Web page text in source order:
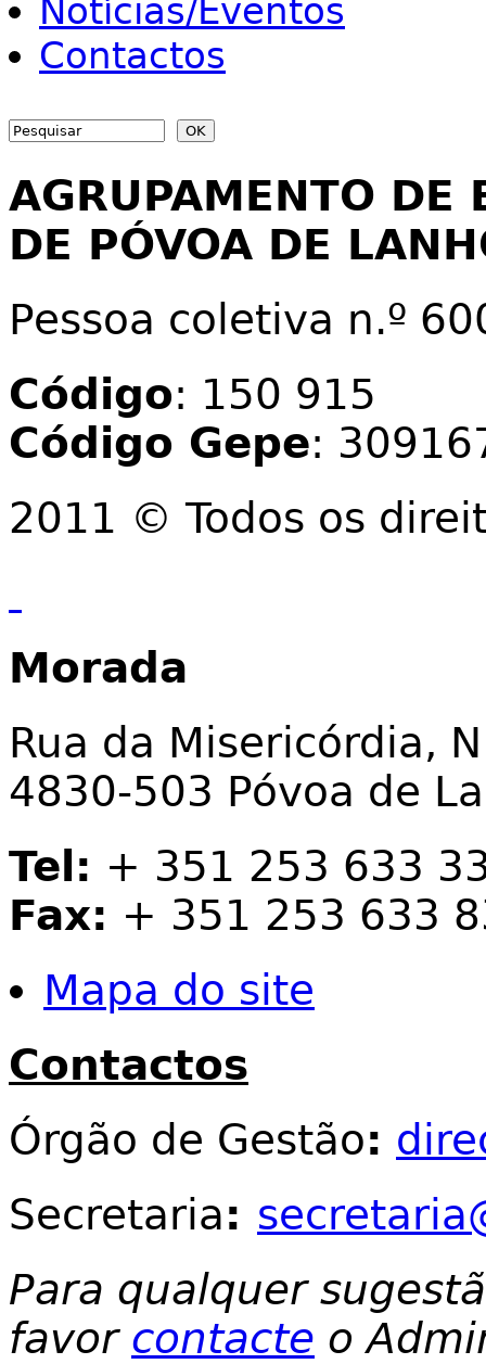
Notícias/Eventos
Contactos
Search form
AGRUPAMENTO DE
DE PÓVOA DE
Pessoa coletiva n.º
Código: 150 915
Código Gepe:
2011 © Todos os
Morada
Rua da Misericórdia,
4830-503 Póvoa de
Tel: + 351 253 633
Fax: + 351 253 633
Mapa do site
Contactos
Órgão de Gestão:
Secretaria:
Para qualquer
favor contacte o